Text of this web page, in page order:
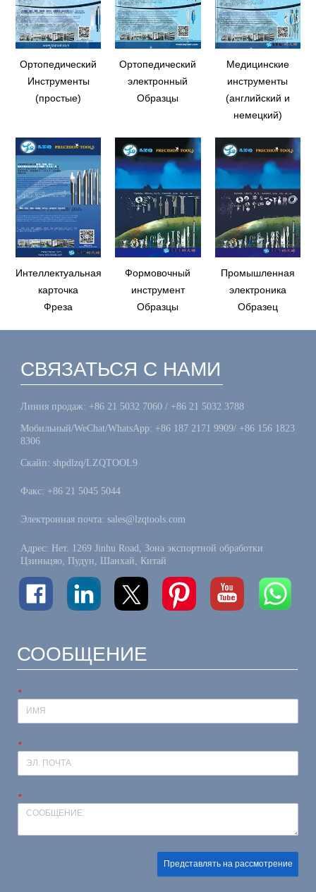
Ортопедический
Инструменты
(простые)
Ортопедический
электронный
Образцы
Медицинские
инструменты
(английский и
немецкий)
Интеллектуальная
карточка
Фреза
Формовочный
инструмент
Образцы
Промышленная
электроника
Образец
СВЯЗАТЬСЯ С НАМИ
Линия продаж: +86 21 5032 7060 / +86 21 5032 3788
Мобильный/WeChat/WhatsApp: +86 187 2171 9909/ +86 156 1823
8306
Скайп: shpdlzq/LZQTOOL9
Факс: +86 21 5045 5044
Электронная почта: sales@lzqtools.com
Адрес: Нет. 1269 Jinhu Road, Зона экспортной обработки
Цзиньцяо, Пудун, Шанхай, Китай
СООБЩЕНИЕ
*
*
*
Представлять на рассмотрение